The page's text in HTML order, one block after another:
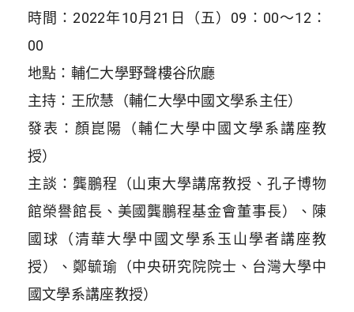
時間：2022年10月21日（五）09：00～12：
00
地點：輔仁大學野聲樓谷欣廳
主持：王欣慧（輔仁大學中國文學系主任）
發表：顏崑陽（輔仁大學中國文學系講座教
授）
主談：龔鵬程（山東大學講席教授、孔子博物
館榮譽館長、美國龔鵬程基金會董事長）、陳
國球（清華大學中國文學系玉山學者講座教
授）、鄭毓瑜（中央研究院院士、台灣大學中
國文學系講座教授）